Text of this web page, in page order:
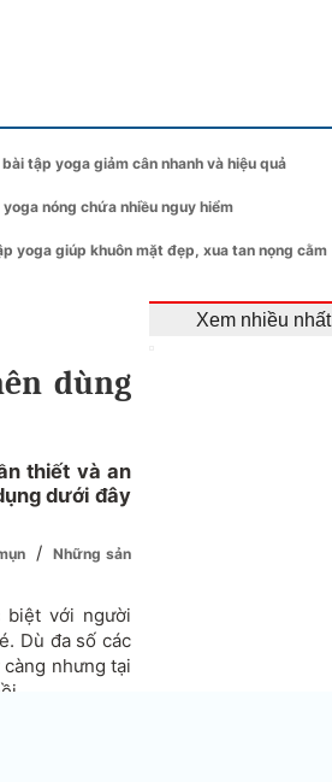
tập yoga giảm cân nhanh và hiệu quả
nóng chứa nhiều nguy hiểm
yoga giúp khuôn mặt đẹp, xua tan nọng cằm
dùng
thiết và an
dưới đây
/
Những sản
biệt với người
Dù đa số các
nhưng tại
Xem nhiều nhất